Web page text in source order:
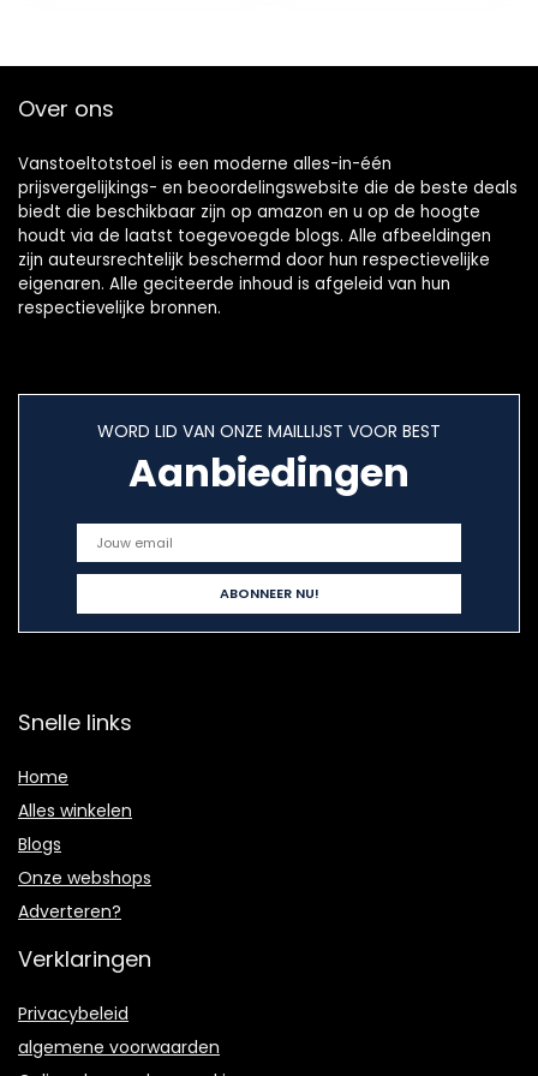
Over ons
Vanstoeltotstoel is een moderne alles-in-één
prijsvergelijkings- en beoordelingswebsite die de beste deals
biedt die beschikbaar zijn op amazon en u op de hoogte
houdt via de laatst toegevoegde blogs. Alle afbeeldingen
zijn auteursrechtelijk beschermd door hun respectievelijke
eigenaren. Alle geciteerde inhoud is afgeleid van hun
respectievelijke bronnen.
WORD LID VAN ONZE MAILLIJST VOOR BEST
Aanbiedingen
Snelle links
Home
Alles winkelen
Blogs
Onze webshops
Adverteren?
Verklaringen
Privacybeleid
algemene voorwaarden